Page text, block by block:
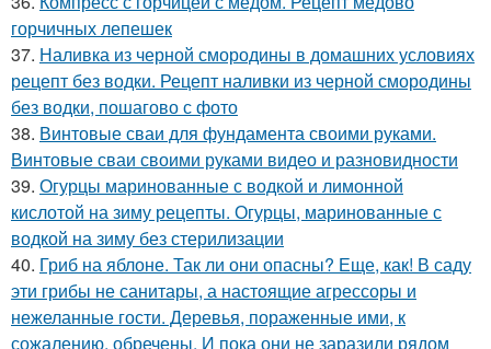
горчичных лепешек
37. Наливка из черной смородины в домашних условиях
рецепт без водки. Рецепт наливки из черной смородины
без водки, пошагово с фото
38. Винтовые сваи для фундамента своими руками.
Винтовые сваи своими руками видео и разновидности
39. Огурцы маринованные с водкой и лимонной
кислотой на зиму рецепты. Огурцы, маринованные с
водкой на зиму без стерилизации
40. Гриб на яблоне. Так ли они опасны? Еще, как! В саду
эти грибы не санитары, а настоящие агрессоры и
нежеланные гости. Деревья, пораженные ими, к
сожалению, обречены. И пока они не заразили рядом